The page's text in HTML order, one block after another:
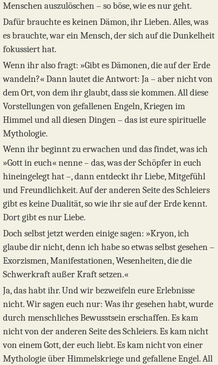
Menschen auszulöschen – so böse, wie es nur geht.
Dafür brauchte es keinen Dämon, ihr Lieben. Alles, was
es brauchte, war ein Mensch, der sich auf die Dunkelheit
fokussiert hat.
Wenn ihr also fragt: »Gibt es Dämonen, die auf der Erde
wandeln?« Dann lautet die Antwort: Ja – aber nicht von
dem Ort, von dem ihr glaubt, dass sie kommen. All diese
Vorstellungen von gefallenen Engeln, Kriegen im
Himmel und all diesen Dingen – das ist eure spirituelle
Mythologie.
Wenn ihr beginnt zu erwachen und das findet, was ich
»Gott in euch« nenne – das, was der Schöpfer in euch
hineingelegt hat –, dann entdeckt ihr Liebe, Mitgefühl
und Freundlichkeit. Auf der anderen Seite des Schleiers
gibt es keine Dualität, so wie ihr sie auf der Erde kennt.
Dort gibt es nur Liebe.
Doch selbst jetzt werden einige sagen: »Kryon, ich
glaube dir nicht, denn ich habe so etwas selbst gesehen –
Exorzismen, Manifestationen, Wesenheiten, die die
Schwerkraft außer Kraft setzen.«
Ja, das habt ihr. Und wir bezweifeln eure Erlebnisse
nicht. Wir sagen euch nur: Was ihr gesehen habt, wurde
durch menschliches Bewusstsein erschaffen. Es kam
nicht von der anderen Seite des Schleiers. Es kam nicht
von einem Gott, der euch liebt. Es kam nicht von einer
Mythologie über Himmelskriege und gefallene Engel. All